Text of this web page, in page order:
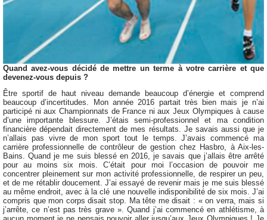
Quand avez-vous décidé de mettre un terme à votre carrière et que
devenez-vous depuis ?
Être sportif de haut niveau demande beaucoup d’énergie et comprend
beaucoup d’incertitudes. Mon année 2016 partait très bien mais je n’ai
participé ni aux Championnats de France ni aux Jeux Olympiques à cause
d’une importante blessure. J’étais semi-professionnel et ma condition
financière dépendait directement de mes résultats. Je savais aussi que je
n’allais pas vivre de mon sport tout le temps. J’avais commencé ma
carrière professionnelle de contrôleur de gestion chez Hasbro, à Aix-les-
Bains. Quand je me suis blessé en 2016, je savais que j’allais être arrêté
pour au moins six mois. C’était pour moi l’occasion de pouvoir me
concentrer pleinement sur mon activité professionnelle, de respirer un peu,
et de me rétablir doucement. J’ai essayé de revenir mais je me suis blessé
au même endroit, avec à la clé une nouvelle indisponibilité de six mois. J’ai
compris que mon corps disait stop. Ma tête me disait : « on verra, mais si
j’arrête, ce n’est pas très grave ». Quand j’ai commencé en athlétisme, à